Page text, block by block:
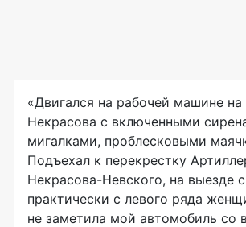
«Двигался на рабочей машине на
Некрасова с включенными
мигалками, проблесковыми
Подъехал к перекрестку
Некрасова-Невского, на выезде
практически с левого ряда
не заметила мой автомобиль со